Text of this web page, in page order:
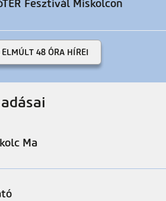
Fesztivál Miskolcon
ELMÚLT 48 ÓRA HÍREI
Ma